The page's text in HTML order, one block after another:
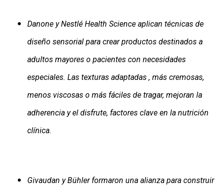
Danone y Nestlé Health Science aplican técnicas de
diseño sensorial para crear productos destinados a
adultos mayores o pacientes con necesidades
especiales. Las texturas adaptadas , más cremosas,
menos viscosas o más fáciles de tragar, mejoran la
adherencia y el disfrute, factores clave en la nutrición
clínica.
Givaudan y Bühler formaron una alianza para construir